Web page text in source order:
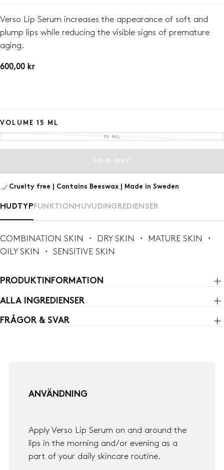
Verso Lip Serum increases the appearance of soft and
plump lips while reducing the visible signs of premature
aging.
600,00
Regular
600,00 kr
VOLUME 15 ML
15 MLVARIANT
OUT
UNAVAILABLE
SOLD OUT
Cruelty free | Contains Beeswax | Made in Sweden
HUDTYP FUNKTION HUVUDINGREDIENSER
COMBINATION SKIN ・ DRY SKIN ・ MATURE SKIN ・
OILY SKIN ・ SENSITIVE SKIN
PRODUKTINFORMATION
ALLA INGREDIENSER
FRÅGOR & SVAR
ANVÄNDNING
Apply Verso Lip Serum on and around the
lips in the morning and/or evening as a
part of your daily skincare routine.